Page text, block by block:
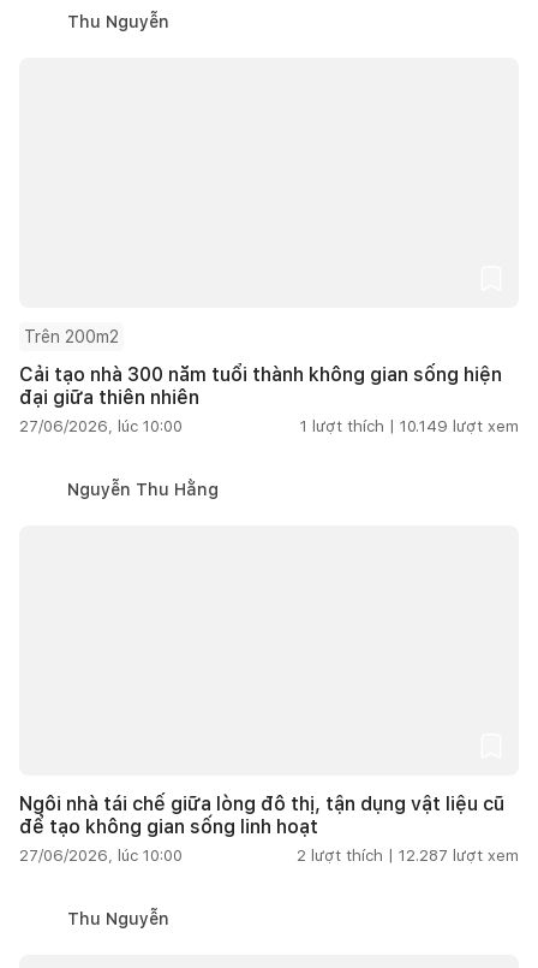
Thu Nguyễn
Trên 200m2
Cải tạo nhà 300 năm tuổi thành không gian sống hiện
đại giữa thiên nhiên
27/06/2026, lúc 10:00 1 lượt thích | 10.149 lượt xem
Nguyễn Thu Hằng
Ngôi nhà tái chế giữa lòng đô thị, tận dụng vật liệu cũ
để tạo không gian sống linh hoạt
27/06/2026, lúc 10:00 2 lượt thích | 12.287 lượt xem
Thu Nguyễn